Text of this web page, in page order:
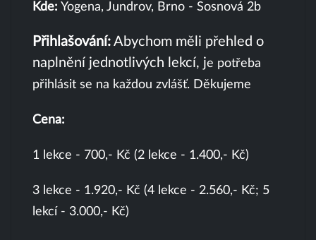
Kde: Yogena, Jundrov, Brno - Sosnová 2b
Přihlašování: Abychom měli přehled o
naplnění jednotlivých lekcí, je potřeba
přihlásit se na každou zvlášť. Děkujeme
Cena:
1 lekce - 700,- Kč (2 lekce - 1.400,- Kč)
3 lekce - 1.920,- Kč (4 lekce - 2.560,- Kč; 5
lekcí - 3.000,- Kč)